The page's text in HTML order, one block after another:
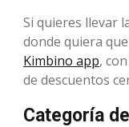
Si quieres llevar
donde quiera
Kimbino app,
de descuentos
Categoría